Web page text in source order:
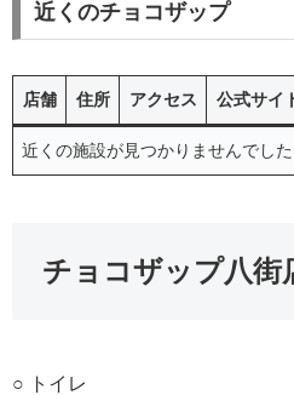
近くのチョコザップ
店舗 住所 アクセス 公式サイ
近くの施設が見つかりませんでした
チョコザップ八街
○ トイレ